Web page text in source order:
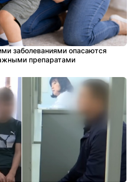
заболеваниями опасаются
препаратами